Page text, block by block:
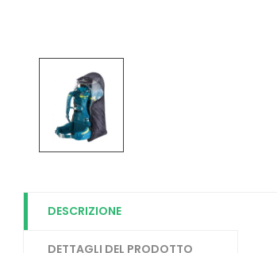
DESCRIZIONE
DETTAGLI DEL PRODOTTO